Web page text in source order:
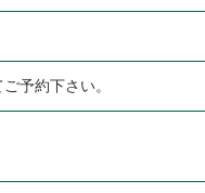
予約下さい。